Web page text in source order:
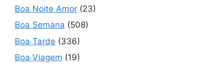
Boa Noite Amor (23)
Boa Semana (508)
Boa Tarde (336)
Boa Viagem (19)